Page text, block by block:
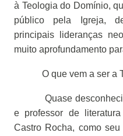
à Teologia do Domínio,
público pela Igreja,
principais lideranças
muito aprofundamento
O que vem a ser a
Quase
e professor de
Castro Rocha, como